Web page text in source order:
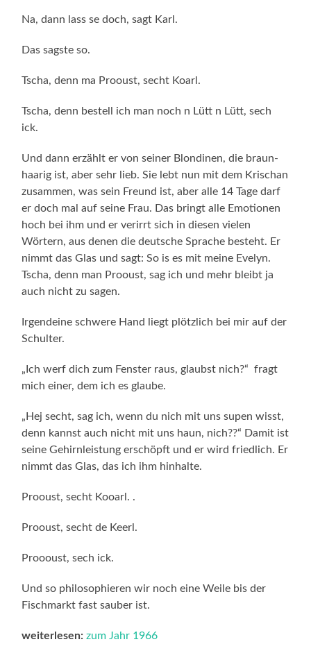
Na, dann lass se doch, sagt Karl.
Das sagste so.
Tscha, denn ma Prooust, secht Koarl.
Tscha, denn bestell ich man noch n Lütt n Lütt, sech
ick.
Und dann erzählt er von seiner Blondinen, die braun-
haarig ist, aber sehr lieb. Sie lebt nun mit dem Krischan
zusammen, was sein Freund ist, aber alle 14 Tage darf
er doch mal auf seine Frau. Das bringt alle Emotionen
hoch bei ihm und er verirrt sich in diesen vielen
Wörtern, aus denen die deutsche Sprache besteht. Er
nimmt das Glas und sagt: So is es mit meine Evelyn.
Tscha, denn man Prooust, sag ich und mehr bleibt ja
auch nicht zu sagen.
Irgendeine schwere Hand liegt plötzlich bei mir auf der
Schulter.
„Ich werf dich zum Fenster raus, glaubst nich?“ fragt
mich einer, dem ich es glaube.
„Hej secht, sag ich, wenn du nich mit uns supen wisst,
denn kannst auch nicht mit uns haun, nich??“ Damit ist
seine Gehirnleistung erschöpft und er wird friedlich. Er
nimmt das Glas, das ich ihm hinhalte.
Prooust, secht Kooarl. .
Prooust, secht de Keerl.
Proooust, sech ick.
Und so philosophieren wir noch eine Weile bis der
Fischmarkt fast sauber ist.
weiterlesen: zum Jahr 1966